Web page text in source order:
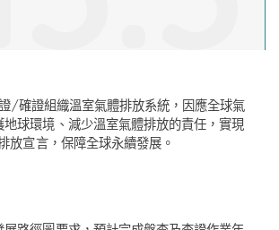
/確證組織溫室氣體排放系統，因應全球氣
球環境、減少溫室氣體排放的責任，實現
放宣言，保障全球永續發展。